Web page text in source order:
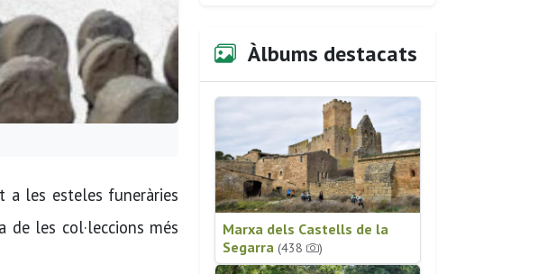
a les esteles funeràries
de les col·leccions més
Àlbums destacats
Marxa dels Castells de la
Segarra (438 )